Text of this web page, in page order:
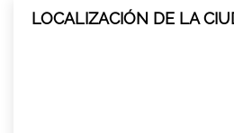
LOCALIZACIÓN DE LA